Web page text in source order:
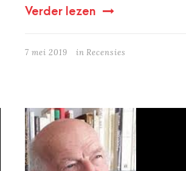
Verder lezen
7 mei 2019 in Recensies